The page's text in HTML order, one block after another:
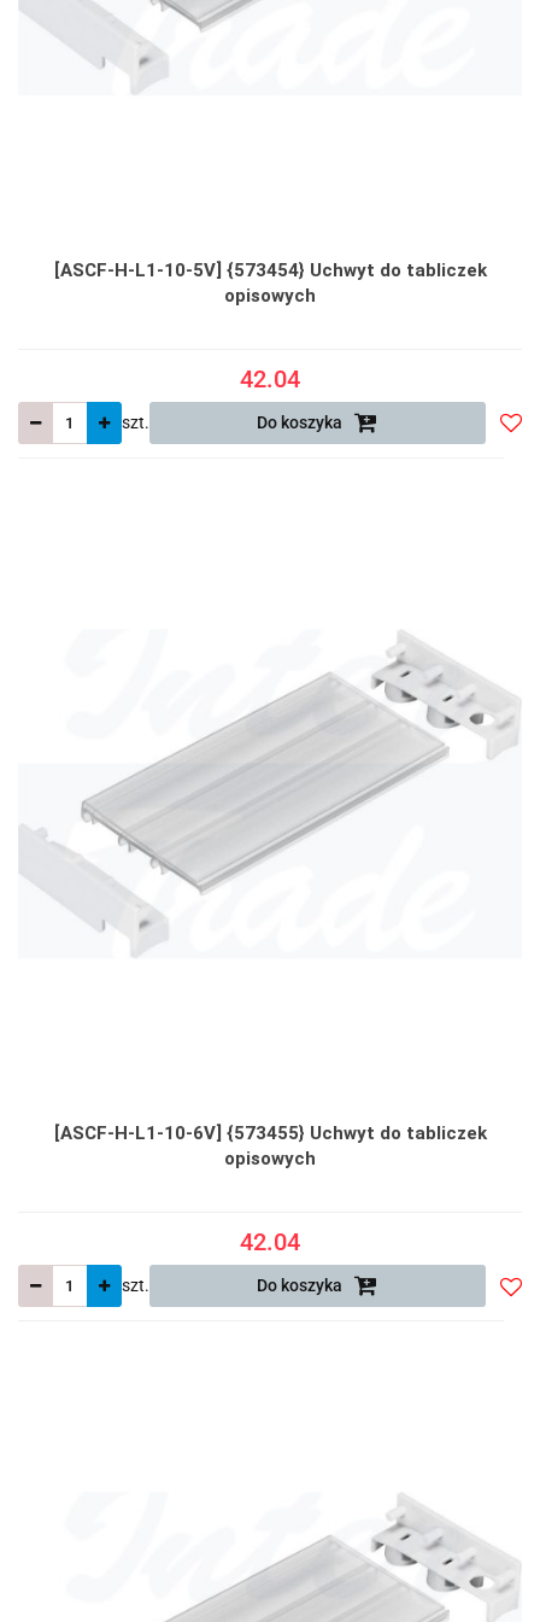
[ASCF-H-L1-10-5V] {573454} Uchwyt do tabliczek
opisowych
42.04
szt. Do koszyka
[ASCF-H-L1-10-6V] {573455} Uchwyt do tabliczek
opisowych
42.04
szt. Do koszyka